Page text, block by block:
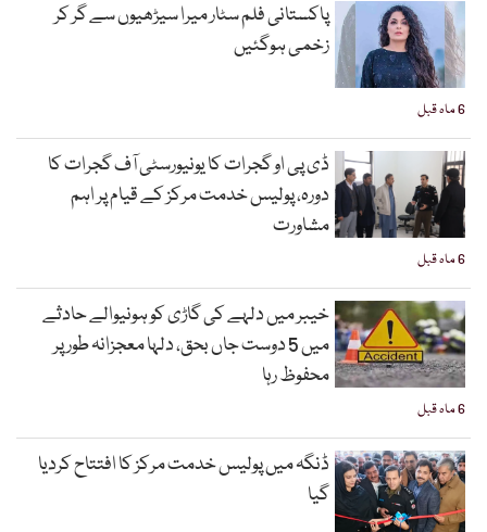
6 ماہ قبل
پاکستانی فلم سٹار میرا سیڑھیوں سے گر کر
زخمی ہوگئیں
6 ماہ قبل
ڈی پی او گجرات کا یونیورسٹی آف گجرات کا
دورہ، پولیس خدمت مرکز کے قیام پر اہم
مشاورت
6 ماہ قبل
خیبر میں دلہے کی گاڑی کو ہونیوالے حادثے
میں 5 دوست جاں بحق، دلہا معجزانہ طور پر
محفوظ رہا
ڈنگہ میں پولیس خدمت مرکز کا افتتاح کردیا
گیا